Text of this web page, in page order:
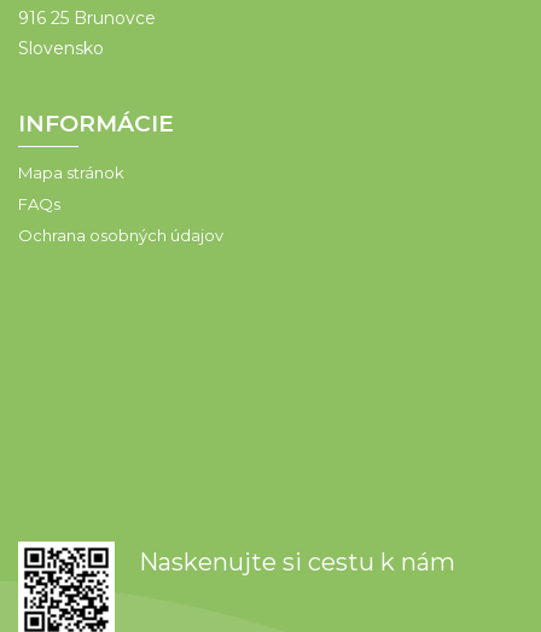
916 25 Brunovce
Slovensko
INFORMÁCIE
Mapa stránok
FAQs
Ochrana osobných údajov
Naskenujte si cestu k nám